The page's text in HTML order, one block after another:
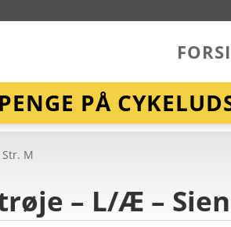
PÅ
M
– L/Æ –